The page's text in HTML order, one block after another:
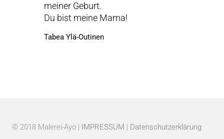
meiner Geburt.
Du bist meine Mama!
Tabea Ylä-Outinen
© 2018 Malerei-Ayo | IMPRESSUM Datenschutzerklärung